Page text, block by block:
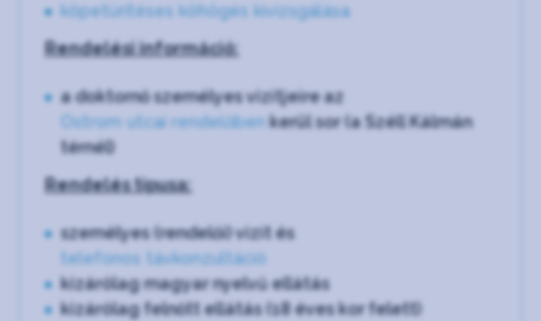
köpetürítéses köhögés kivizsgálása
Rendelési információ:
a doktornő személyes vizitjeire az
Ostrom utcai rendelőben kerül sor (a Széll Kálmán
térnél)
Rendelés típusa:
személyes (rendelői) vizit és
telefonos távkonzultáció
kizárólag magyar nyelvű ellátás
kizárólag felnőtt ellátás (18 éves kor felett)